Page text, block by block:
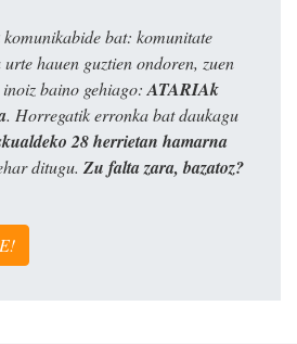
bat: komunitate
hauen guztien ondoren, zuen
baino gehiago: ATARIAk
. Horregatik erronka bat daukagu
28 herrietan hamarna
ditugu. Zu falta zara, bazatoz?